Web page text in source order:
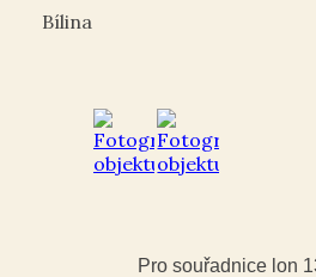
Bílina
Pro souřadnice lon